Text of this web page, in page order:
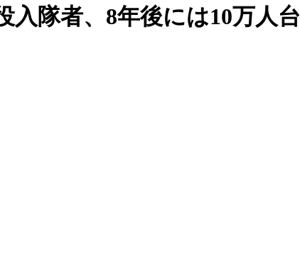
隊者、8年後には10万人台